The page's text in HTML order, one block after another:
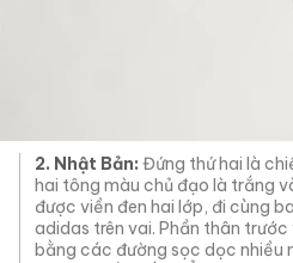
2. Nhật Bản: Đứng thứ hai là
hai tông màu chủ đạo là trắng
được viền đen hai lớp, đi cùng
adidas trên vai. Phần thân
bằng các đường sọc dọc nhiều